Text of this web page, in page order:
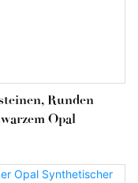
Runden
Opal